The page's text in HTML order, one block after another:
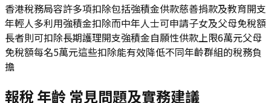
香港稅務局容許多項扣除包括強積金供款慈善捐款及教育開支
年輕人多利用強積金扣除而中年人士可申請子女及父母免稅額
長者則可扣除長期護理開支強積金自願性供款上限6萬元父母
免稅額每名5萬元這些扣除能有效降低不同年齡群組的稅務負
擔
報稅 年齡 常見問題及實務建議